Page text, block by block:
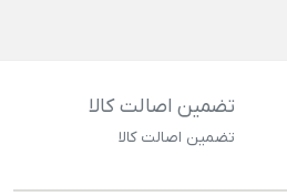
تضمین اصالت کالا
تضمین اصالت کالا